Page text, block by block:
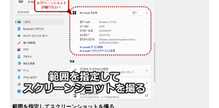
範囲を指定してスクリーンショットを撮る